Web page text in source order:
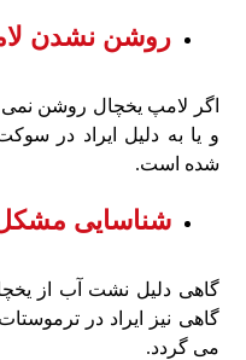
روشن نشدن
اگر لامپ یخچال روشن نمی
و یا به دلیل ایراد در
شده است.
شناسایی
گاهی دلیل نشت آب از
گاهی نیز ایراد در
می گردد.